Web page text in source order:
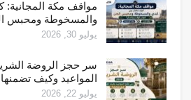
مواقف مكة المجانية:
والمسخوطة ومحبس
يوليو 30, 2026
المواعيد وكيف
يوليو 22, 2026